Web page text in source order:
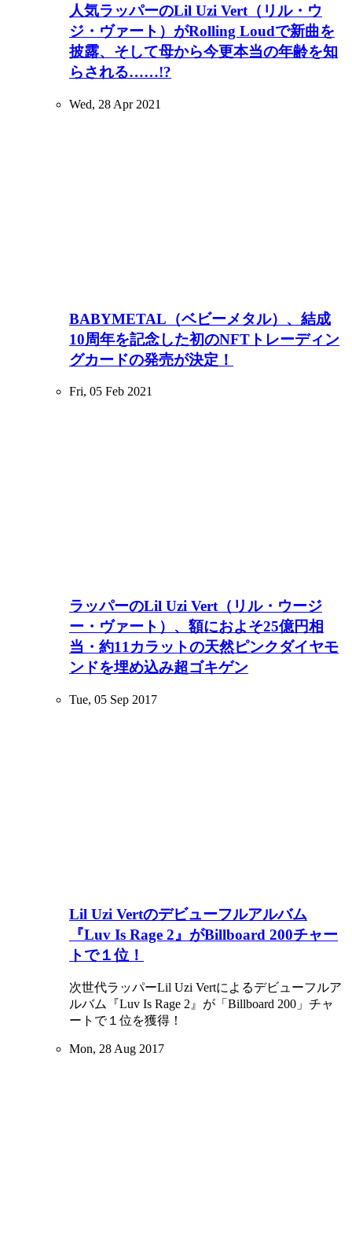
人気ラッパーのLil Uzi Vert（リル・ウ
ジ・ヴァート）がRolling Loudで新曲を
披露、そして母から今更本当の年齢を知
らされる……!?
Wed, 28 Apr 2021
BABYMETAL（ベビーメタル）、結成
10周年を記念した初のNFTトレーディン
グカードの発売が決定！
Fri, 05 Feb 2021
ラッパーのLil Uzi Vert（リル・ウージ
ー・ヴァート）、額におよそ25億円相
当・約11カラットの天然ピンクダイヤモ
ンドを埋め込み超ゴキゲン
Tue, 05 Sep 2017
Lil Uzi Vertのデビューフルアルバム
『Luv Is Rage 2』がBillboard 200チャー
トで１位！
次世代ラッパーLil Uzi Vertによるデビューフルア
ルバム『Luv Is Rage 2』が「Billboard 200」チャ
ートで１位を獲得！
Mon, 28 Aug 2017